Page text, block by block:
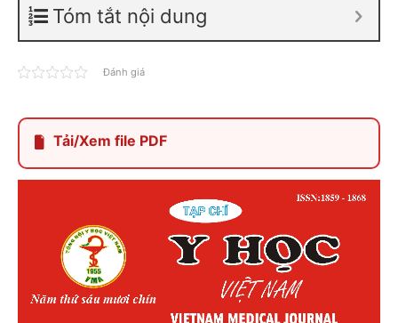
Tóm tắt nội dung
Đánh giá
Tải/Xem file PDF